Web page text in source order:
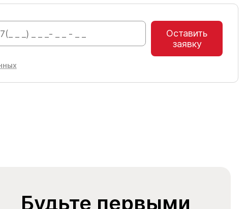
Оставить
заявку
Будьте первыми